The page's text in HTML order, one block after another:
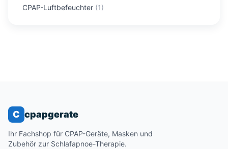
CPAP-Luftbefeuchter (1)
C cpapgerate
Ihr Fachshop für CPAP-Geräte, Masken und
Zubehör zur Schlafapnoe-Therapie.